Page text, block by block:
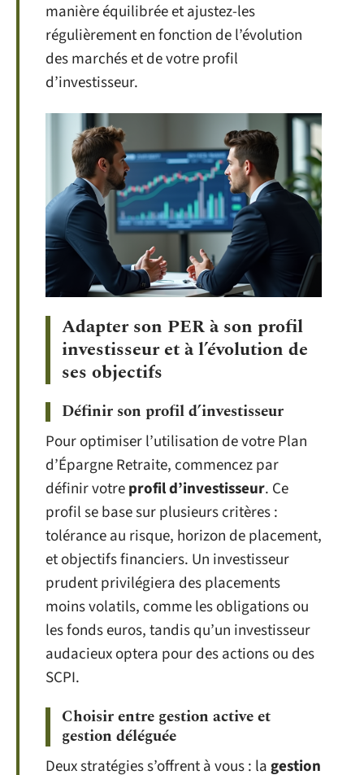
manière équilibrée et ajustez-les
régulièrement en fonction de l’évolution
des marchés et de votre profil
d’investisseur.
Adapter son PER à son profil
investisseur et à l’évolution de
ses objectifs
Définir son profil d’investisseur
Pour optimiser l’utilisation de votre Plan
d’Épargne Retraite, commencez par
définir votreprofil d’investisseur. Ce
profil se base sur plusieurs critères :
tolérance au risque, horizon de placement,
et objectifs financiers. Un investisseur
prudent privilégiera des placements
moins volatils, comme les obligations ou
les fonds euros, tandis qu’un investisseur
audacieux optera pour des actions ou des
SCPI.
Choisir entre gestion active et
gestion déléguée
Deux stratégies s’offrent à vous : lagestion